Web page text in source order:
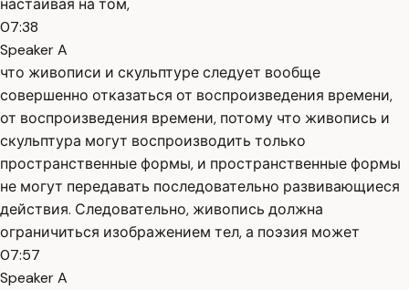
настаивая на том,
07:38
Speaker A
что живописи и скульптуре следует вообще
совершенно отказаться от воспроизведения времени,
от воспроизведения времени, потому что живопись и
скульптура могут воспроизводить только
пространственные формы, и пространственные формы
не могут передавать последовательно развивающиеся
действия. Следовательно, живопись должна
ограничиться изображением тел, а поэзия может
07:57
Speaker A